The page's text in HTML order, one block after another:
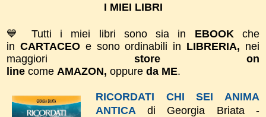
I MIEI LIBRI
💙 Tutti i miei libri sono sia in EBOOKche
in CARTACEO e sono ordinabili in LIBRERIA, nei
maggiori store on
line come AMAZON, oppure da ME.
RICORDATI CHI SEI ANIMA
ANTICA
di Georgia Briata -